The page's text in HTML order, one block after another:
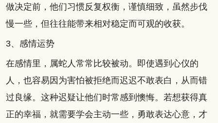
做决定前，他们习惯反复权衡，谨慎细致，虽然步伐
慢一些，但往往能带来相对稳定而可观的收获。
3、感情运势
在感情里，属蛇人常常比较被动。即使遇到心仪的
人，也容易因为害怕被拒绝而迟迟不敢表白，从而错
过良缘。这种迟疑让他们时常感到懊悔。若想获得真
正的幸福，就需要学会主动一些，勇敢表达心意，才